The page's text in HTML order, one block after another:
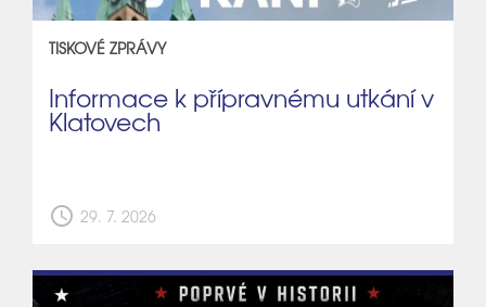
TISKOVÉ ZPRÁVY
Informace k přípravnému utkání v
Klatovech
schedule 29. 7. 2026